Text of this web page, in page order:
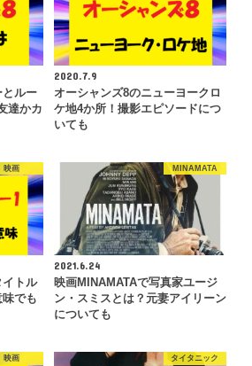
とルー
達かカ
2020.7.9
オーシャンズ8のニューヨークロ
ケ地4か所！撮影エピソードにつ
いても
映画
イトル
でも
MINAMATA
2021.6.24
映画MINAMATAで写真家ユージ
ン・スミスとは？元妻アイリーン
についても
映画 タイタニック